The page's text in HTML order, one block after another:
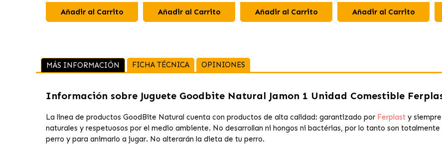
Añadir al Carrito Añadir al Carrito Añadir al Carrito Añadir al Carrito
MÁS INFORMACIÓN FICHA TÉCNICA OPINIONES
Información sobre Juguete Goodbite Natural Jamon 1 Unidad Comestible
La linea de productos GoodBite Natural cuenta con productos de alta calidad: garantizado por Ferplasty siempre
naturales y respetuosos por el medio ambiente. No desarrollan ni hongos ni bactérias, por lo tanto son
perro y para animarlo a jugar. No alterarán la dieta de tu perro.